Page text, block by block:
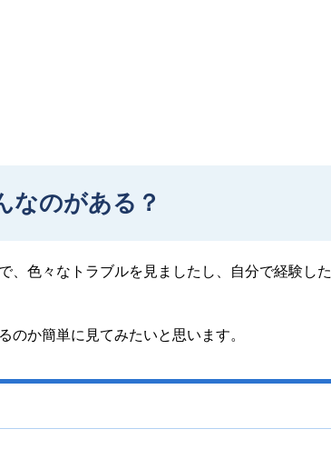
なのがある？
、色々なトラブルを見ましたし、自分で経験した
のか簡単に見てみたいと思います。